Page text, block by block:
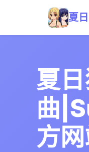
夏
夏
曲
方